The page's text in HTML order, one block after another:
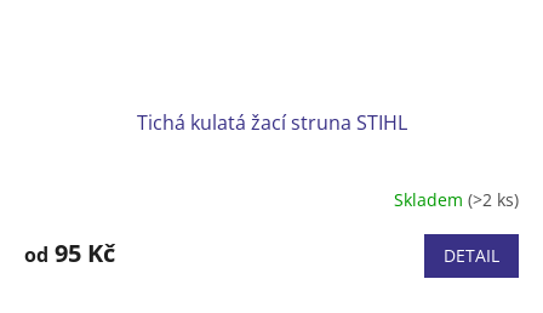
Tichá kulatá žací struna STIHL
Skladem (>2 ks)
od 95 Kč DETAIL